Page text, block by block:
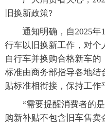
旧换新政策?
通知明确，自2025年1
行车以旧换新工作，对个
自行车并换购合格新车
标准由商务部指导各地结
贴标准相衔接，保持工作
“需要提醒消费者的是
购新补贴不包含旧车售卖